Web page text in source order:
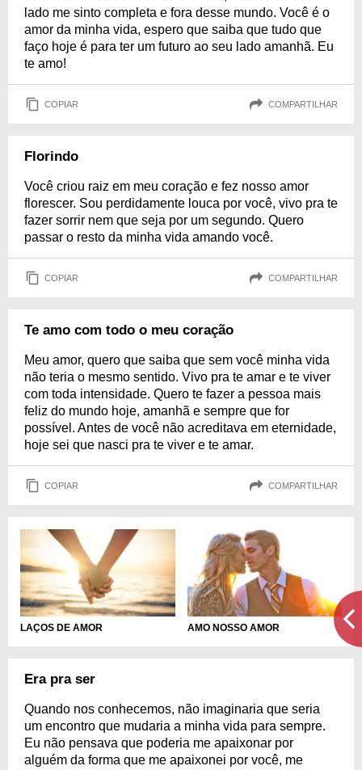
lado me sinto completa e fora desse mundo. Você é o
amor da minha vida, espero que saiba que tudo que
faço hoje é para ter um futuro ao seu lado amanhã. Eu
te amo!
COPIAR COMPARTILHAR
Florindo
Você criou raiz em meu coração e fez nosso amor
florescer. Sou perdidamente louca por você, vivo pra te
fazer sorrir nem que seja por um segundo. Quero
passar o resto da minha vida amando você.
COPIAR COMPARTILHAR
Te amo com todo o meu coração
Meu amor, quero que saiba que sem você minha vida
não teria o mesmo sentido. Vivo pra te amar e te viver
com toda intensidade. Quero te fazer a pessoa mais
feliz do mundo hoje, amanhã e sempre que for
possível. Antes de você não acreditava em eternidade,
hoje sei que nasci pra te viver e te amar.
COPIAR COMPARTILHAR
LAÇOS DE AMOR AMO NOSSO AMOR
Era pra ser
Quando nos conhecemos, não imaginaria que seria
um encontro que mudaria a minha vida para sempre.
Eu não pensava que poderia me apaixonar por
alguém da forma que me apaixonei por você, me